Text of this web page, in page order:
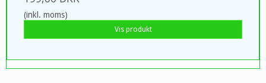
(inkl. moms)
Vis produkt